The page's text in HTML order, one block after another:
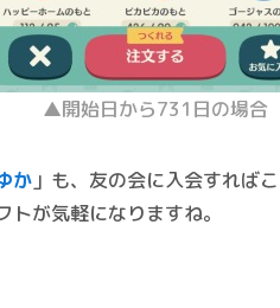
▲開始日から731日の場合
か 」も、友の会に入会すれば
が気軽になりますね。